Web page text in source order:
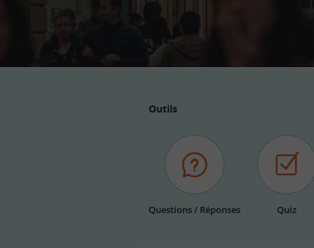
Outils
Questions / Réponses Quiz